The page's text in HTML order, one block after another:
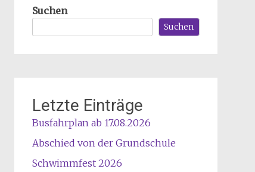
Suchen
Suchen
Letzte Einträge
Busfahrplan ab 17.08.2026
Abschied von der Grundschule
Schwimmfest 2026